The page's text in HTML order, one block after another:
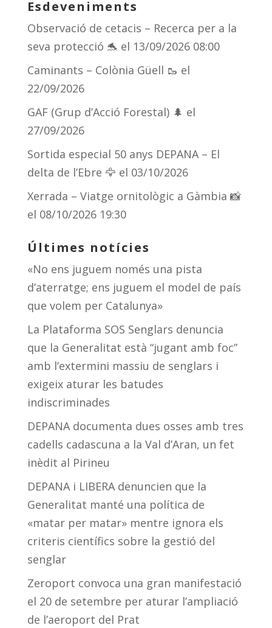
y d
s
a
m te
ix
Esdeveniments
Observació de cetacis – Recerca per a la
seva protecció 🐬 el 13/09/2026 08:00
Caminants – Colònia Güell 🥾 el
22/09/2026
GAF (Grup d’Acció Forestal) 🌲 el
27/09/2026
Sortida especial 50 anys DEPANA – El
delta de l’Ebre 🦅 el 03/10/2026
Xerrada – Viatge ornitològic a Gàmbia 📸
el 08/10/2026 19:30
Últimes notícies
«No ens juguem només una pista
d’aterratge; ens juguem el model de país
que volem per Catalunya»
La Plataforma SOS Senglars denuncia
que la Generalitat està “jugant amb foc”
amb l’extermini massiu de senglars i
exigeix aturar les batudes
indiscriminades
DEPANA documenta dues osses amb tres
cadells cadascuna a la Val d’Aran, un fet
inèdit al Pirineu
DEPANA i LIBERA denuncien que la
Generalitat manté una política de
«matar per matar» mentre ignora els
criteris científics sobre la gestió del
senglar
Zeroport convoca una gran manifestació
el 20 de setembre per aturar l’ampliació
de l’aeroport del Prat